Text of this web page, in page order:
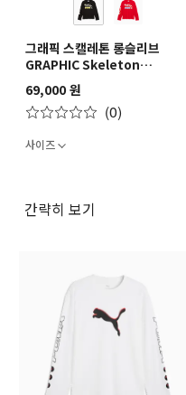
그래픽 스캘레톤 롱슬리브
GRAPHIC Skeleton
Longsleeve
69,000 원
(0)
사이즈
간략히 보기